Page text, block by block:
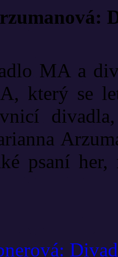
MA a
který se
psaní